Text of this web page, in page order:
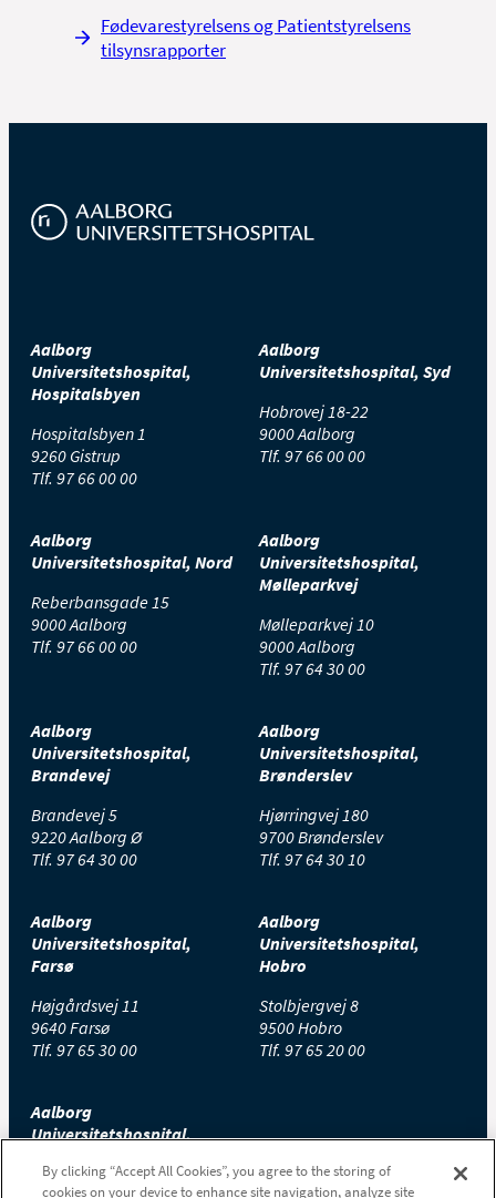
Fødevarestyrelsens og Patientstyrelsens
tilsynsrapporter
Aalborg
Universitetshospital,
Hospitalsbyen
Hospitalsbyen 1
9260 Gistrup
Tlf. 97 66 00 00
Aalborg
Universitetshospital, Syd
Hobrovej 18-22
9000 Aalborg
Tlf. 97 66 00 00
Aalborg
Universitetshospital, Nord
Reberbansgade 15
9000 Aalborg
Tlf. 97 66 00 00
Aalborg
Universitetshospital,
Mølleparkvej
Mølleparkvej 10
9000 Aalborg
Tlf. 97 64 30 00
Aalborg
Universitetshospital,
Brandevej
Brandevej 5
9220 Aalborg Ø
Tlf. 97 64 30 00
Aalborg
Universitetshospital,
Brønderslev
Hjørringvej 180
9700 Brønderslev
Tlf. 97 64 30 10
Aalborg
Universitetshospital,
Farsø
Højgårdsvej 11
9640 Farsø
Tlf. 97 65 30 00
Aalborg
Universitetshospital,
Hobro
Stolbjergvej 8
9500 Hobro
Tlf. 97 65 20 00
Aalborg
Universitetshospital,
By clicking “Accept All Cookies”, you agree to the storing of
cookies on your device to enhance site navigation, analyze site